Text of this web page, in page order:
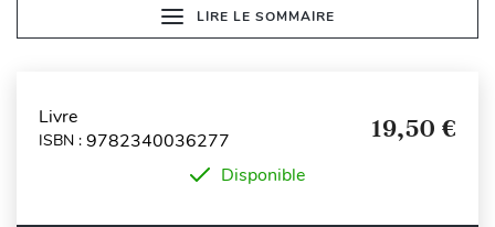
LIRE LE SOMMAIRE
Livre
ISBN : 9782340036277 19,50 €
Disponible